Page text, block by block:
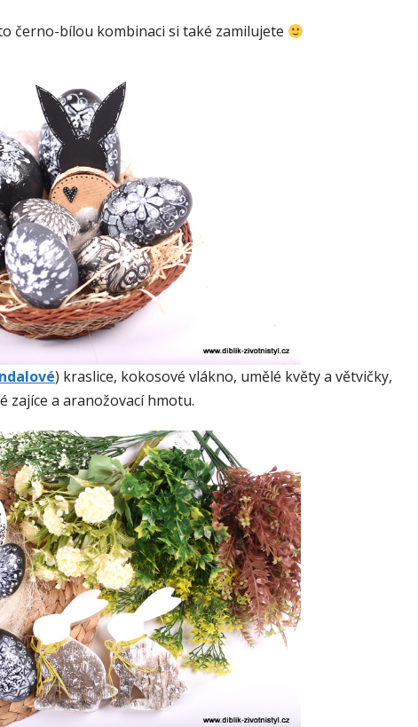
černo-bílou kombinaci si také zamilujete
) kraslice, kokosové vlákno, umělé květy a větvičky,
zajíce a aranožovací hmotu.